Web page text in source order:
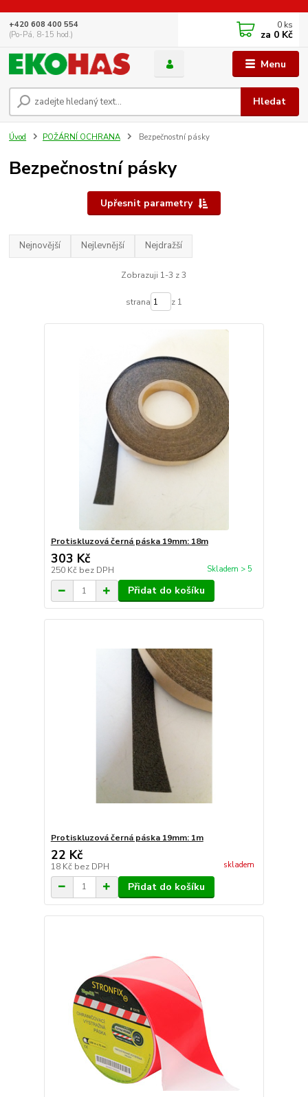
Menu
Hledat
+420 608 400 554
(Po-Pá, 8-15 hod.)
0 ks
za 0 Kč
Úvod POŽÁRNÍ OCHRANA Bezpečnostní pásky
Bezpečnostní pásky
Upřesnit parametry
Nejnovější Nejlevnější Nejdražší
Zobrazuji 1-3 z 3
strana z 1
Protiskluzová černá páska 19mm: 18m
303 Kč
250 Kč bez DPH Skladem > 5
Přidat do košíku
Protiskluzová černá páska 19mm: 1m
22 Kč
18 Kč bez DPH skladem
Přidat do košíku